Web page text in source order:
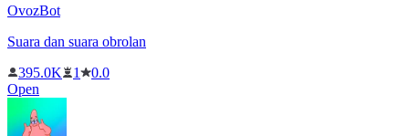
OvozBot
Suara dan suara obrolan
395.0K
1
0.0
Open